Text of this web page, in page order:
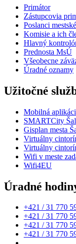
Primátor
Zástupcovia
Poslanci
Komisie a ich
Hlavný
Prednosta MsÚ
Všeobecne
Úradné oznamy
Užitočné
Mobilná
SMARTCity
Gisplan mesta
Virtuálny
Virtuálny
Wifi v meste
Wifi4EU
Úradné
+421 / 31 770
+421 / 31 770
+421 / 31 770
+421 / 31 770